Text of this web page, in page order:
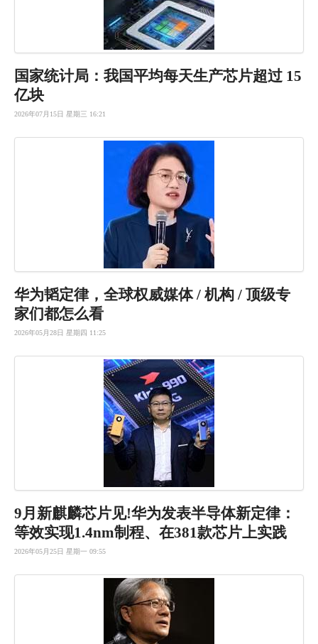
国家统计局：我国平均每天生产芯片超过 15
亿块
2026年07月15日 星期三 16:21
华为韬定律，全球权威媒体 / 机构 / 顶级专
家们都怎么看
2026年05月28日 星期四 11:25
9月新麒麟芯片见!华为发表半导体新定律：
等效实现1.4nm制程、在381款芯片上实践
2026年05月25日 星期一 09:55